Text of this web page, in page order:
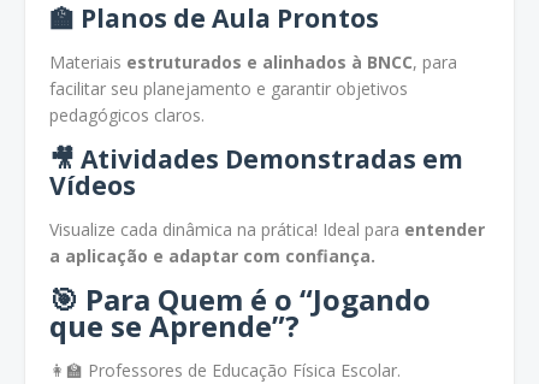
🏫 Planos de Aula Prontos
Materiais estruturados e alinhados à BNCC, para
facilitar seu planejamento e garantir objetivos
pedagógicos claros.
🎥 Atividades Demonstradas em
Vídeos
Visualize cada dinâmica na prática! Ideal para entender
a aplicação e adaptar com confiança.
🎯 Para Quem é o “Jogando
que se Aprende”?
👩‍🏫 Professores de Educação Física Escolar.